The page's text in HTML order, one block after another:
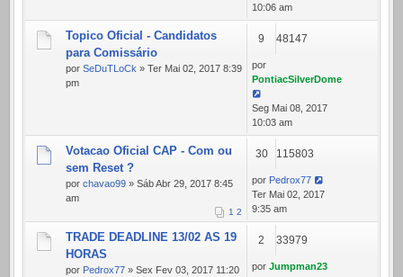
10:06 am
Topico Oficial - Candidatos
para Comissário
por SeDuTLoCk » Ter Mai 02, 2017 8:39
pm
9 48147
por
PontiacSilverDome
Seg Mai 08, 2017
10:03 am
Votacao Oficial CAP - Com ou
sem Reset ?
por chavao99 » Sáb Abr 29, 2017 8:45
am
1 2
30 115803
por Pedrox77
Ter Mai 02, 2017
9:35 am
TRADE DEADLINE 13/02 AS 19
HORAS
por Pedrox77 » Sex Fev 03, 2017 11:20
2 33979
por Jumpman23